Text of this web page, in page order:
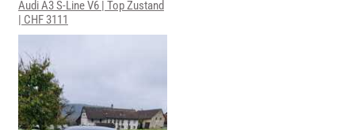
Audi A3 S-Line V6 | Top Zustand
| CHF 3111